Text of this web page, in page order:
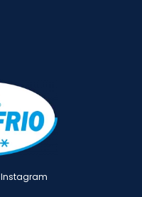
Instagram